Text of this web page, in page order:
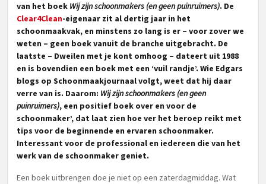
van het boek Wij zijn schoonmakers (en geen puinruimers). De
Clear4Clean-eigenaar zit al dertig jaar in het
schoonmaakvak, en minstens zo lang is er – voor zover we
weten – geen boek vanuit de branche uitgebracht. De
laatste – Dweilen met je kont omhoog – dateert uit 1988
en is bovendien een boek met een ‘vuil randje’. Wie Edgars
blogs op Schoonmaakjournaal volgt, weet dat hij daar
verre van is. Daarom: Wij zijn schoonmakers (en geen
puinruimers), een positief boek over en voor de
schoonmaker’, dat laat zien hoe ver het beroep reikt met
tips voor de beginnende en ervaren schoonmaker.
Interessant voor de professional en iedereen die van het
werk van de schoonmaker geniet.
Een boek uitbrengen doe je niet op een zaterdagmiddag. Wat